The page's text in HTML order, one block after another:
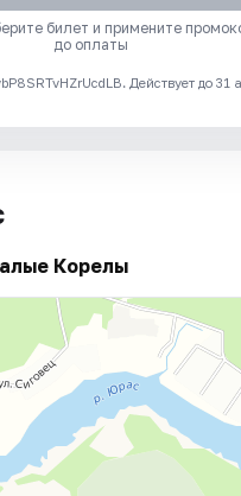
билет и примените
до оплаты
Действует до 31
Корелы